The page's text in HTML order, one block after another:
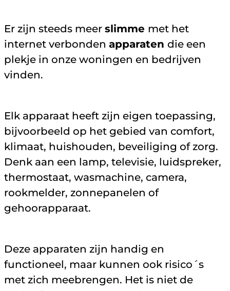
Er zijn steeds meer slimme met het
internet verbonden apparaten die een
plekje in onze woningen en bedrijven
vinden.
Elk apparaat heeft zijn eigen toepassing,
bijvoorbeeld op het gebied van comfort,
klimaat, huishouden, beveiliging of zorg.
Denk aan een lamp, televisie, luidspreker,
thermostaat, wasmachine, camera,
rookmelder, zonnepanelen of
gehoorapparaat.
Deze apparaten zijn handig en
functioneel, maar kunnen ook risico´s
met zich meebrengen. Het is niet de